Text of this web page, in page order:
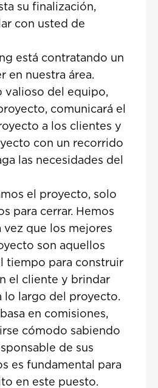
su finalización,
con usted de
está contratando un
en nuestra área.
valioso del equipo,
comunicará el
a los clientes y
con un recorrido
las necesidades del
el proyecto, solo
para cerrar. Hemos
que los mejores
son aquellos
tiempo para construir
el cliente y brindar
lo largo del proyecto.
en comisiones,
cómodo sabiendo
de sus
es fundamental para
en este puesto.